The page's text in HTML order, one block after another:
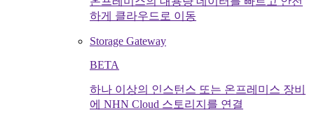
하게 클라우드로 이동
Storage Gateway
BETA
하나 이상의 인스턴스 또는 온프레미스 장비
에 NHN Cloud 스토리지를 연결